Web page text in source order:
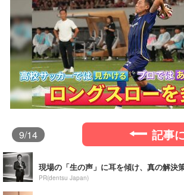
9/14 記事
現場の「生の声」に耳を傾け、真の解決
PR(dentsu Japan)